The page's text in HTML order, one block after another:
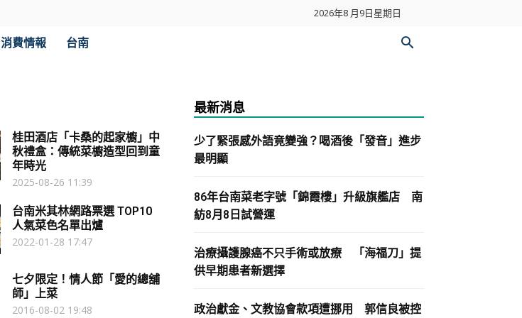
2026年8 月9日星期日
消費情報 台南
桂田酒店「卡桑的起家櫥」中
秋禮盒：傳統菜櫥造型回到童
年時光
2025-08-26 11:39
台南米其林網路票選 TOP10
人氣菜色名單出爐
2022-01-28 17:47
七夕限定！情人節「愛的總舖
師」上菜
2016-08-02 19:48
最新消息
少了緊張感外語竟變強？喝酒後「發音」進步
最明顯
86年台南菜老字號「錦霞樓」升級旗艦店 南
紡8月8日試營運
治療攝護腺癌不只手術或放療 「海福刀」提
供早期患者新選擇
政治獻金、文教協會款項遭挪用 郭信良被控